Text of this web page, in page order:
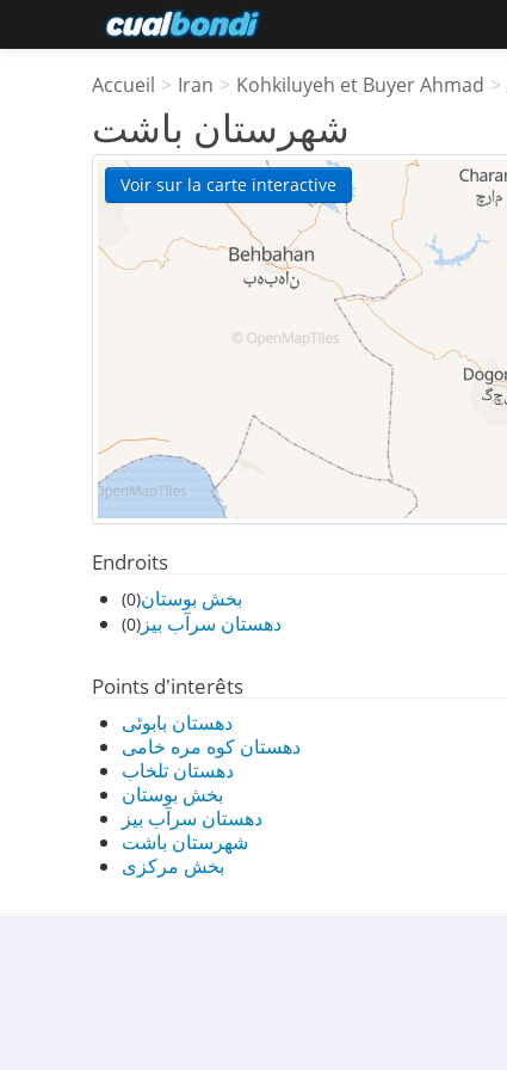
Accueil > Iran > Kohkiluyeh et Buyer Ahmad >
شهرستان باشت
Voir sur la carte interactive
Endroits
بخش بوستان(0)
دهستان سرآب بیز (0)
Points d'interêts
دهستان بابوئی
دهستان کوه مره خامی
دهستان تلخاب
بخش بوستان
دهستان سرآب بیز
شهرستان باشت
بخش مرکزی